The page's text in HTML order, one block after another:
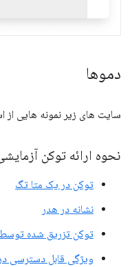
دموها
سایت های زیر نمونه هایی از
نحوه ارائه توکن
توکن در یک متا تگ
نشانه در هدر
توکن تزریق شده
ویژگی قابل دسترسی در iframe